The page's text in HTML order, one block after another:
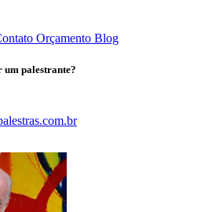
Orçamento Blog
um palestrante?